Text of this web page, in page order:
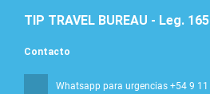
TIP TRAVEL BUREAU - Leg.
Contacto
Whatsapp para urgencias +54 9